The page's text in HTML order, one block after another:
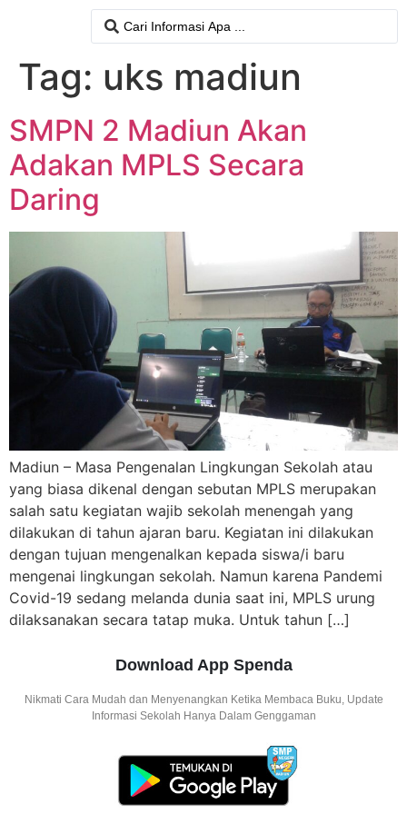
Tag: uks madiun
SMPN 2 Madiun Akan
Adakan MPLS Secara
Daring
Madiun – Masa Pengenalan Lingkungan Sekolah atau
yang biasa dikenal dengan sebutan MPLS merupakan
salah satu kegiatan wajib sekolah menengah yang
dilakukan di tahun ajaran baru. Kegiatan ini dilakukan
dengan tujuan mengenalkan kepada siswa/i baru
mengenai lingkungan sekolah. Namun karena Pandemi
Covid-19 sedang melanda dunia saat ini, MPLS urung
dilaksanakan secara tatap muka. Untuk tahun […]
Download App Spenda
Nikmati Cara Mudah dan Menyenangkan Ketika Membaca Buku, Update
Informasi Sekolah Hanya Dalam Genggaman